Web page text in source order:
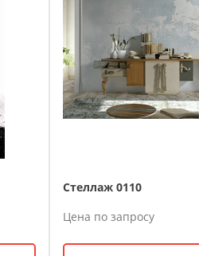
Стеллаж 0110
Цена по запросу